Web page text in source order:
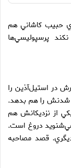
حبيب كاشاني هم
پرسپوليسي‌ها
در استيل‌آذين را
شدنش را هم بدهد.
از نزديكانش هم
مي‌شنويد دروغ است.
قصد مصاحبه